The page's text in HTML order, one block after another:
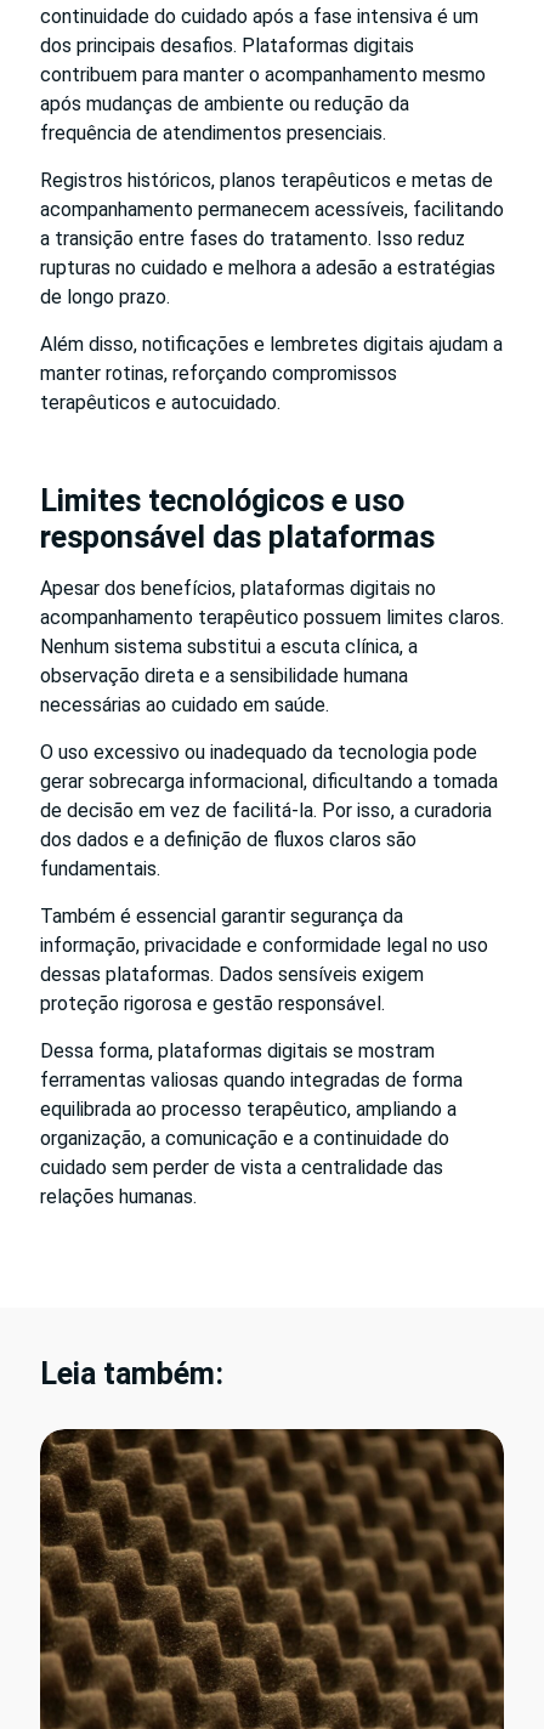
continuidade do cuidado após a fase intensiva é um
dos principais desafios. Plataformas digitais
contribuem para manter o acompanhamento mesmo
após mudanças de ambiente ou redução da
frequência de atendimentos presenciais.
Registros históricos, planos terapêuticos e metas de
acompanhamento permanecem acessíveis, facilitando
a transição entre fases do tratamento. Isso reduz
rupturas no cuidado e melhora a adesão a estratégias
de longo prazo.
Além disso, notificações e lembretes digitais ajudam a
manter rotinas, reforçando compromissos
terapêuticos e autocuidado.
Limites tecnológicos e uso
responsável das plataformas
Apesar dos benefícios, plataformas digitais no
acompanhamento terapêutico possuem limites claros.
Nenhum sistema substitui a escuta clínica, a
observação direta e a sensibilidade humana
necessárias ao cuidado em saúde.
O uso excessivo ou inadequado da tecnologia pode
gerar sobrecarga informacional, dificultando a tomada
de decisão em vez de facilitá-la. Por isso, a curadoria
dos dados e a definição de fluxos claros são
fundamentais.
Também é essencial garantir segurança da
informação, privacidade e conformidade legal no uso
dessas plataformas. Dados sensíveis exigem
proteção rigorosa e gestão responsável.
Dessa forma, plataformas digitais se mostram
ferramentas valiosas quando integradas de forma
equilibrada ao processo terapêutico, ampliando a
organização, a comunicação e a continuidade do
cuidado sem perder de vista a centralidade das
relações humanas.
Leia também: